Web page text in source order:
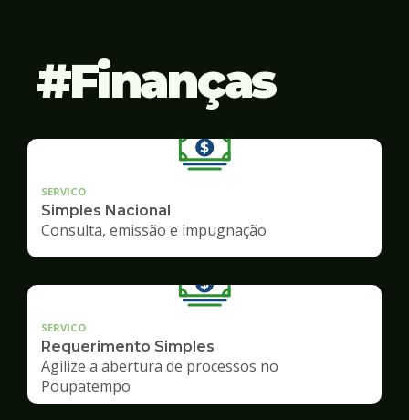
Finanças
SERVICO
Simples Nacional
Consulta, emissão e impugnação
SERVICO
Requerimento Simples
Agilize a abertura de processos no
Poupatempo